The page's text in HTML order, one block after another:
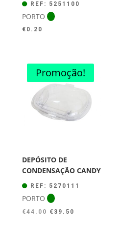
REF: 5251100
PORTO
€ 0.20
Promoção!
DEPÓSITO DE
CONDENSAÇÃO CANDY
REF: 5270111
PORTO
€44.00 O
€ 39.50